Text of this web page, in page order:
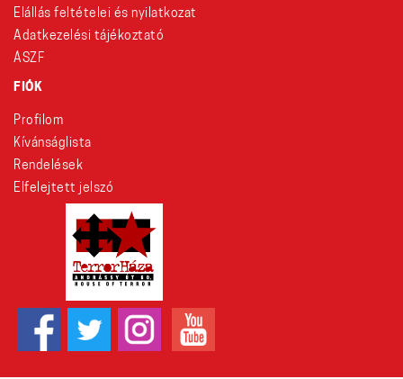
Elállás feltételei és nyilatkozat
Adatkezelési tájékoztató
ÁSZF
FIÓK
Profilom
Kívánságlista
Rendelések
Elfelejtett jelszó